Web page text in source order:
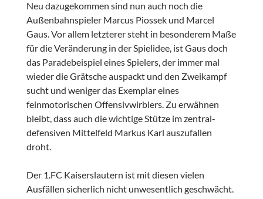
Neu dazugekommen sind nun auch noch die
Außenbahnspieler Marcus Piossek und Marcel
Gaus. Vor allem letzterer steht in besonderem Maße
für die Veränderung in der Spielidee, ist Gaus doch
das Paradebeispiel eines Spielers, der immer mal
wieder die Grätsche auspackt und den Zweikampf
sucht und weniger das Exemplar eines
feinmotorischen Offensivwirblers. Zu erwähnen
bleibt, dass auch die wichtige Stütze im zentral-
defensiven Mittelfeld Markus Karl auszufallen
droht.
Der 1.FC Kaiserslautern ist mit diesen vielen
Ausfällen sicherlich nicht unwesentlich geschwächt.